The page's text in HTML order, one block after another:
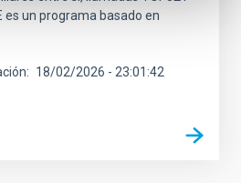
es un programa basado en
18/02/2026 - 23:01:42